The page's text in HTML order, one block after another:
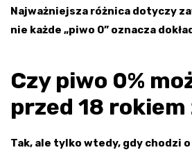
Najważniejsza różnica dotyczy
nie każde „piwo 0” oznacza
Czy piwo 0%
przed 18 rokiem
Tak, ale tylko wtedy, gdy chodzi